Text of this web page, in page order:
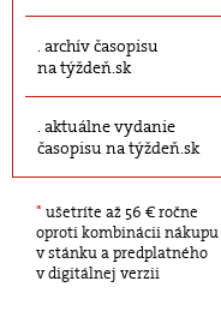
archív časopisu
na týždeň.sk
aktuálne vydanie
časopisu na týždeň.sk
* ušetríte až 56 € ročne
oproti kombinácii nákupu
v stánku a predplatného
v digitálnej verzii